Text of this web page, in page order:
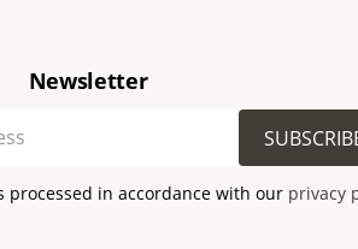
Newsletter
in accordance with our privacy